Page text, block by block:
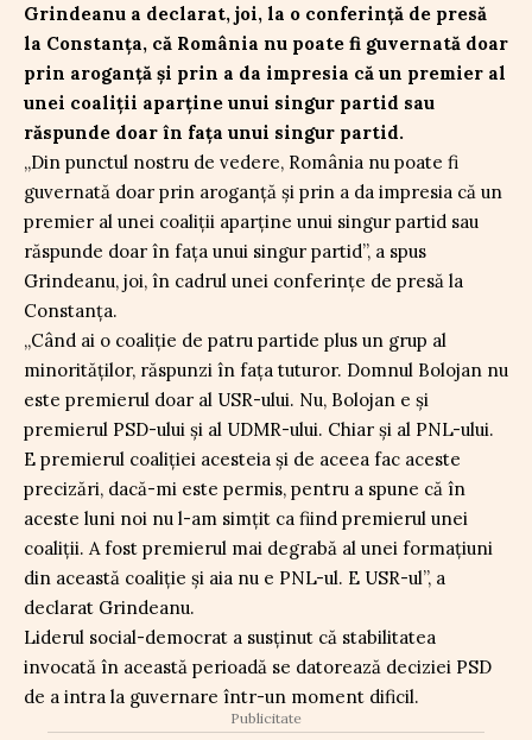
Grindeanu a declarat, joi, la o conferință de presă
la Constanța, că România nu poate fi guvernată doar
prin aroganță și prin a da impresia că un premier al
unei coaliții aparține unui singur partid sau
răspunde doar în fața unui singur partid.
„Din punctul nostru de vedere, România nu poate fi
guvernată doar prin aroganță și prin a da impresia că un
premier al unei coaliții aparține unui singur partid sau
răspunde doar în fața unui singur partid”, a spus
Grindeanu, joi, în cadrul unei conferințe de presă la
Constanța.
„Când ai o coaliție de patru partide plus un grup al
minorităților, răspunzi în fața tuturor. Domnul Bolojan nu
este premierul doar al USR-ului. Nu, Bolojan e și
premierul PSD-ului și al UDMR-ului. Chiar și al PNL-ului.
E premierul coaliției acesteia și de aceea fac aceste
precizări, dacă-mi este permis, pentru a spune că în
aceste luni noi nu l-am simțit ca fiind premierul unei
coaliții. A fost premierul mai degrabă al unei formațiuni
din această coaliție și aia nu e PNL-ul. E USR-ul”, a
declarat Grindeanu.
Liderul social-democrat a susținut că stabilitatea
invocată în această perioadă se datorează deciziei PSD
de a intra la guvernare într-un moment dificil.
Publicitate